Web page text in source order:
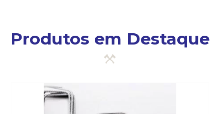
Produtos em Destaque